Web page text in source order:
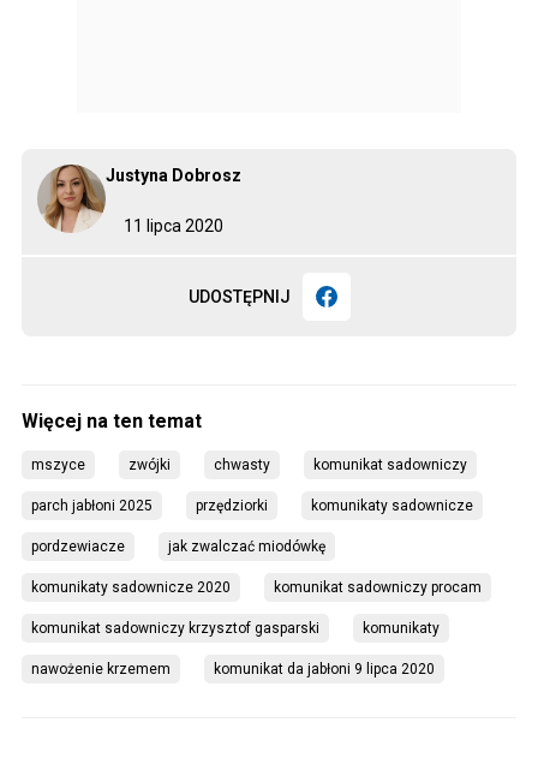
11 lipca 2020
Justyna Dobrosz
UDOSTĘPNIJ
mszyce zwójki chwasty komunikat sadowniczy
parch jabłoni 2025 przędziorki komunikaty sadownicze
pordzewiacze jak zwalczać miodówkę
komunikaty sadownicze 2020 komunikat sadowniczy procam
komunikat sadowniczy krzysztof gasparski komunikaty
nawożenie krzemem komunikat da jabłoni 9 lipca 2020